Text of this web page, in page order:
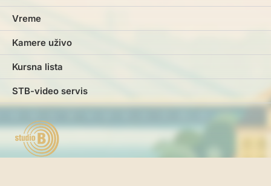
Vreme
Kamere uživo
Kursna lista
STB-video servis